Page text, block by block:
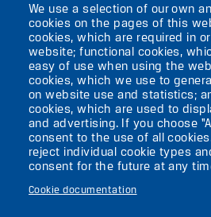
We use a selection of our own
cookies on the pages of this
cookies, which are required in
website; functional cookies,
easy of use when using the
cookies, which we use to
on website use and statistics;
cookies, which are used to
and advertising. If you choose
consent to the use of all
reject individual cookie types
consent for the future at any
Cookie documentation
IMAGE
VIKTORIASTR. 10-18
12105 BERLIN
TEMPELHOF
AKTUELLES